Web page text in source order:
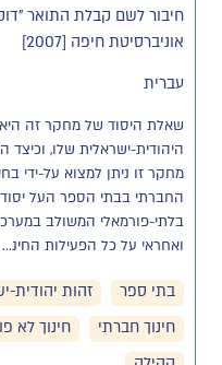
חיבור לשם קבלת התואר
אוניברסיטת חיפה [2007]
עברית
ואחראי על כל הפעילות החינ...
בתי ספר זהות יהודית-
חינוך חברתי
חינוך לא